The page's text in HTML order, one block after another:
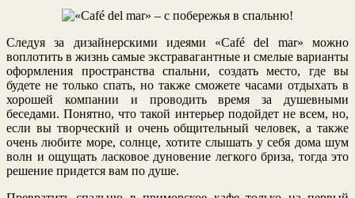
Следуя за дизайнерскими идеями «Café del mar» можно
воплотить в жизнь самые экстравагантные и смелые варианты
оформления пространства спальни, создать место, где вы
будете не только спать, но также сможете часами отдыхать в
хорошей компании и проводить время за душевными
беседами. Понятно, что такой интерьер подойдет не всем, но,
если вы творческий и очень общительный человек, а также
очень любите море, солнце, хотите слышать у себя дома шум
волн и ощущать ласковое дуновение легкого бриза, тогда это
решение придется вам по душе.